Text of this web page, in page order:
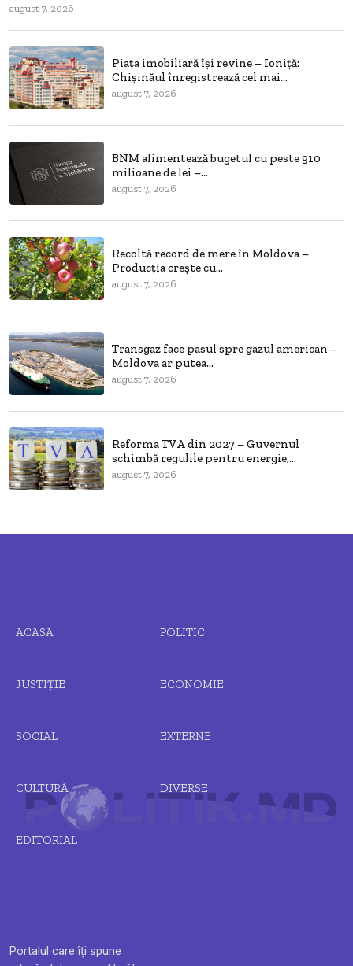
august 7, 2026
Piața imobiliară își revine – Ioniță:
Chișinăul înregistrează cel mai...
august 7, 2026
BNM alimentează bugetul cu peste 910
milioane de lei –...
august 7, 2026
Recoltă record de mere în Moldova –
Producția crește cu...
august 7, 2026
Transgaz face pasul spre gazul american –
Moldova ar putea...
august 7, 2026
Reforma TVA din 2027 – Guvernul
schimbă regulile pentru energie,...
august 7, 2026
Portalul care îți spune
ACASA POLITIC
JUSTIȚIE ECONOMIE
SOCIAL EXTERNE
CULTURĂ DIVERSE
EDITORIAL